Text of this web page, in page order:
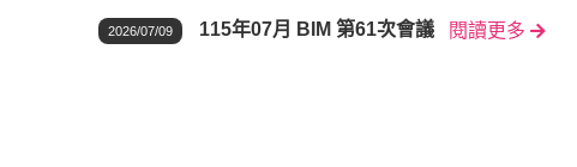
2026/07/09 115年07月 BIM 第61次會議 閱讀更多